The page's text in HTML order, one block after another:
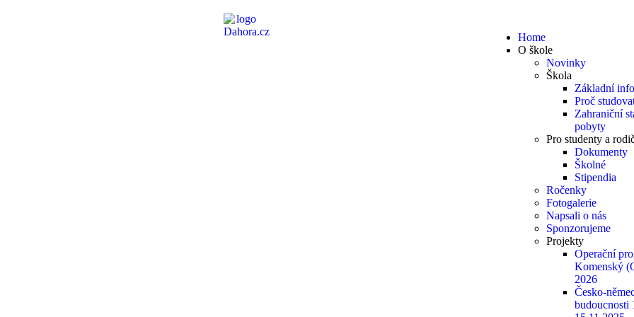
Home
O škole
Novinky
Škola
Základní
Proč
Zahraniční
pobyty
Pro studenty a
Dokumenty
Školné
Stipendia
Ročenky
Fotogalerie
Napsali o nás
Sponzorujeme
Projekty
Operační
Komenský
2026
Česko-
budoucnosti